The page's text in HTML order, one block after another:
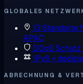
GLOBALES
13 Standorte
APAC
DDoS Schutz
IPv6 +
ABRECHNUNG &